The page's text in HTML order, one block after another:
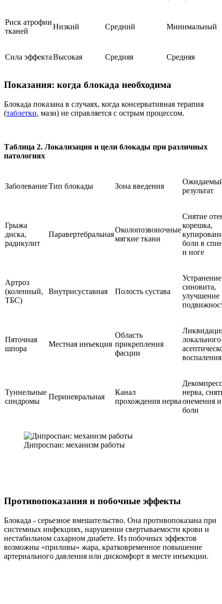
Риск атрофии
тканей
Низкий Средний Минимальный
Сила эффектаВысокая Средняя Средняя
Показания: когда блокада необходима
Блокада показана в случаях, когда консервативная терапия
(таблетки, мази) не справляется с острым процессом.
Таблица 2. Локализация и цели блокады при различных
патологиях
ЗаболеваниеТип блокады Зона введения
результат
Грыжа
диска,
радикулит
Паравертебральная
Околопозвоночные
мягкие ткани
Снятие
корешка,
боли в
и ноге
Артроз
(коленный,
ТБС)
Внутрисуставная Полость сустава
Устранение
синовита,
улучшение
Пяточная
шпора
Местная инъекция
Область
прикрепления
фасции
локального
воспаления
Туннельные
синдромы
Периневральная
Канал
прохождения нерва
нерва,
онемения и
боли
Дипроспан: механизм работы
Противопоказания и побочные эффекты
Блокада - серьезное вмешательство. Она противопоказана при
системных инфекциях, нарушении свертываемости крови и
нестабильном сахарном диабете. Из побочных эффектов
возможны «приливы» жара, кратковременное повышение
артериального давления или дискомфорт в месте инъекции.